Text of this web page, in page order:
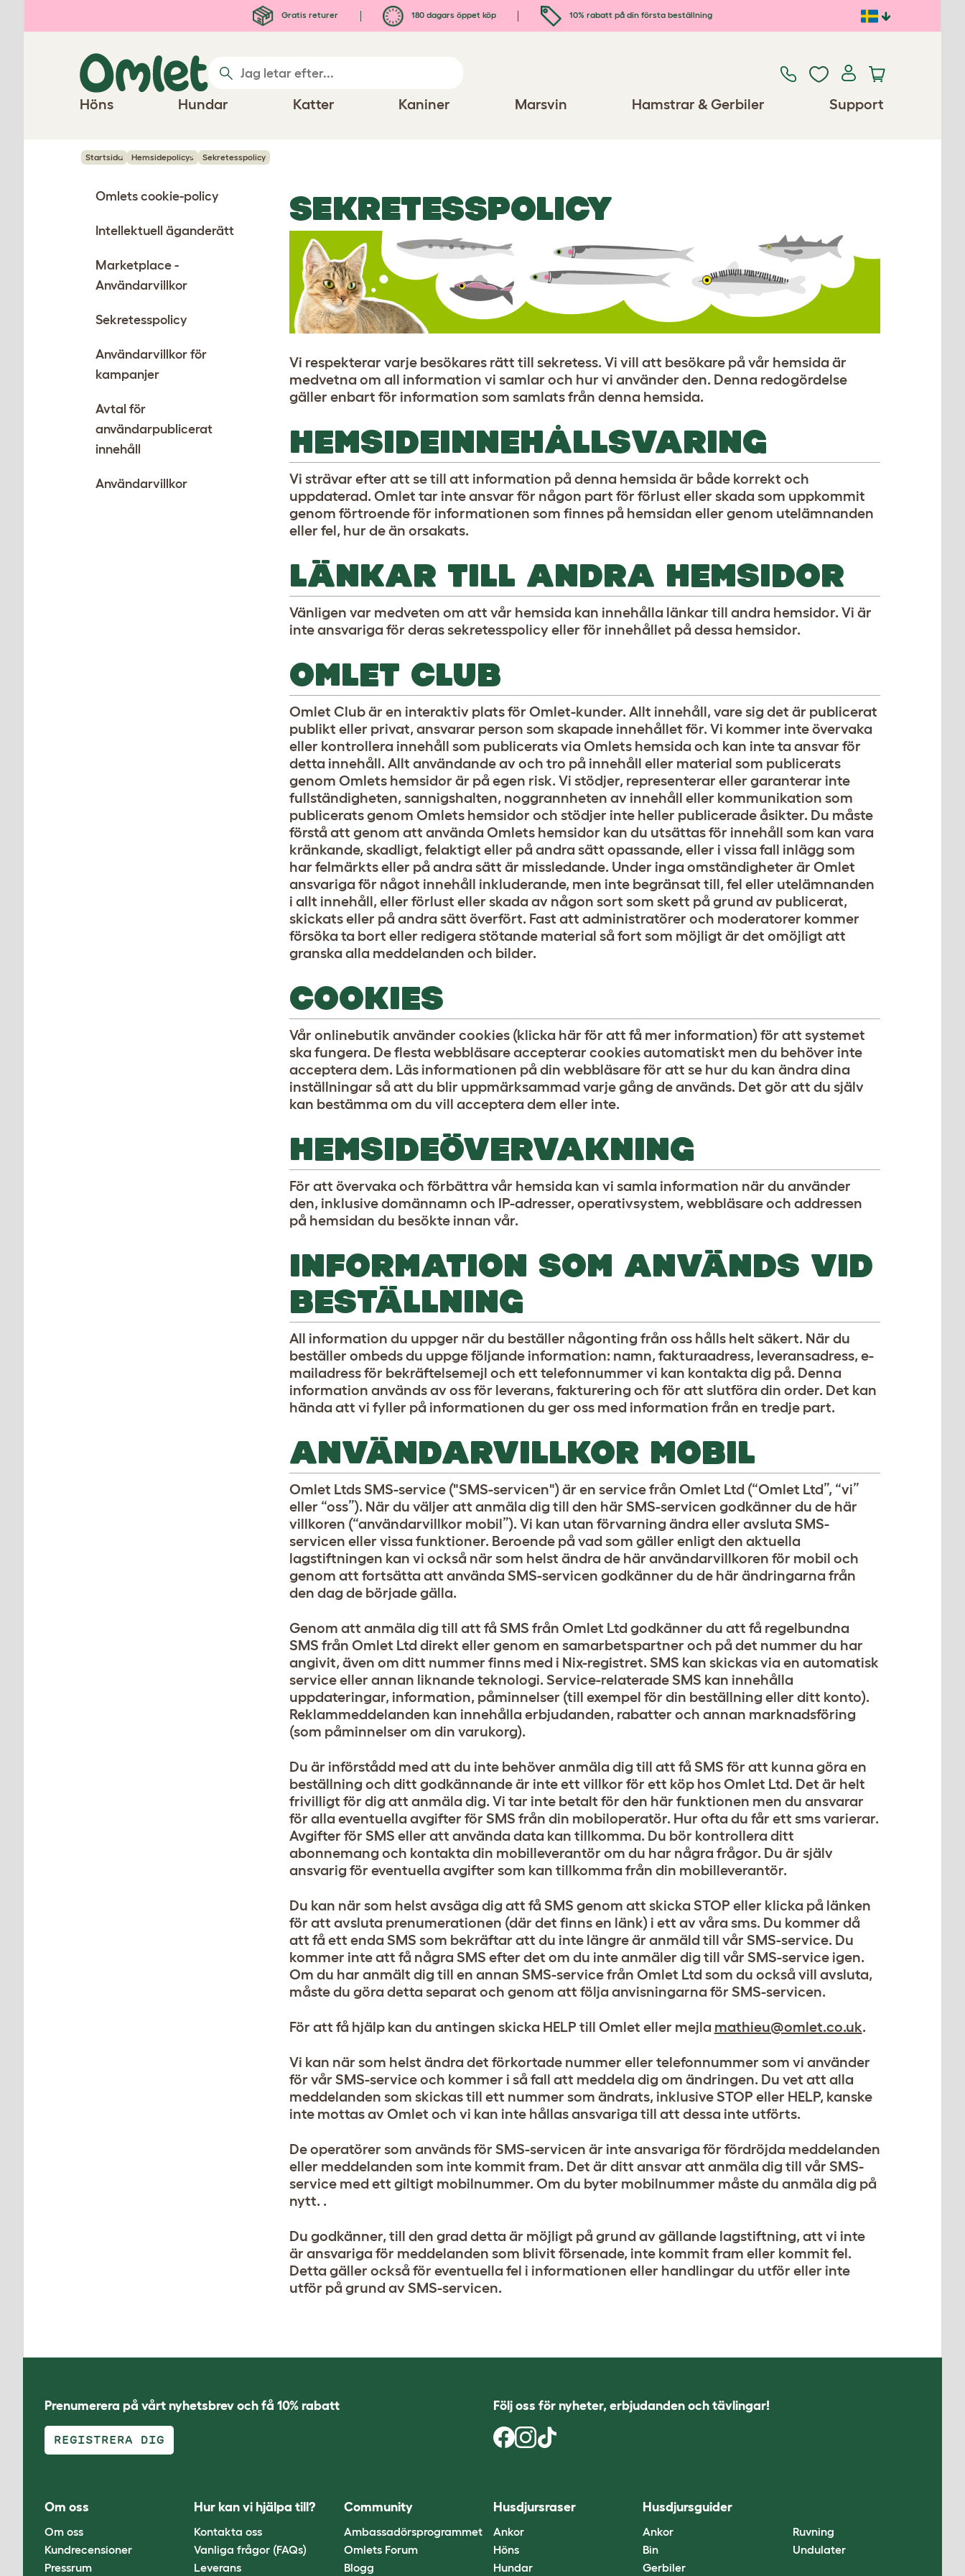
Gratis returer 180 dagars öppet köp 10% rabatt på din första beställning
Höns Hundar Katter Kaniner Marsvin Hamstrar & Gerbiler Support
Startsida Hemsidepolicys Sekretesspolicy
Omlets cookie-policy
Intellektuell äganderätt
Marketplace -
Användarvillkor
Sekretesspolicy
Användarvillkor för
kampanjer
Avtal för
användarpublicerat
innehåll
Användarvillkor
SEKRETESSPOLICY
Vi respekterar varje besökares rätt till sekretess. Vi vill att besökare på vår hemsida är
medvetna om all information vi samlar och hur vi använder den. Denna redogördelse
gäller enbart för information som samlats från denna hemsida.
HEMSIDEINNEHÅLLSVARING
Vi strävar efter att se till att information på denna hemsida är både korrekt och
uppdaterad. Omlet tar inte ansvar för någon part för förlust eller skada som uppkommit
genom förtroende för informationen som finnes på hemsidan eller genom utelämnanden
eller fel, hur de än orsakats.
LÄNKAR TILL ANDRA HEMSIDOR
Vänligen var medveten om att vår hemsida kan innehålla länkar till andra hemsidor. Vi är
inte ansvariga för deras sekretesspolicy eller för innehållet på dessa hemsidor.
OMLET CLUB
Omlet Club är en interaktiv plats för Omlet-kunder. Allt innehåll, vare sig det är publicerat
publikt eller privat, ansvarar person som skapade innehållet för. Vi kommer inte övervaka
eller kontrollera innehåll som publicerats via Omlets hemsida och kan inte ta ansvar för
detta innehåll. Allt användande av och tro på innehåll eller material som publicerats
genom Omlets hemsidor är på egen risk. Vi stödjer, representerar eller garanterar inte
fullständigheten, sannigshalten, noggrannheten av innehåll eller kommunikation som
publicerats genom Omlets hemsidor och stödjer inte heller publicerade åsikter. Du måste
förstå att genom att använda Omlets hemsidor kan du utsättas för innehåll som kan vara
kränkande, skadligt, felaktigt eller på andra sätt opassande, eller i vissa fall inlägg som
har felmärkts eller på andra sätt är missledande. Under inga omständigheter är Omlet
ansvariga för något innehåll inkluderande, men inte begränsat till, fel eller utelämnanden
i allt innehåll, eller förlust eller skada av någon sort som skett på grund av publicerat,
skickats eller på andra sätt överfört. Fast att administratörer och moderatorer kommer
försöka ta bort eller redigera stötande material så fort som möjligt är det omöjligt att
granska alla meddelanden och bilder.
COOKIES
Vår onlinebutik använder cookies (klicka här för att få mer information) för att systemet
ska fungera. De flesta webbläsare accepterar cookies automatiskt men du behöver inte
acceptera dem. Läs informationen på din webbläsare för att se hur du kan ändra dina
inställningar så att du blir uppmärksammad varje gång de används. Det gör att du själv
kan bestämma om du vill acceptera dem eller inte.
HEMSIDEÖVERVAKNING
För att övervaka och förbättra vår hemsida kan vi samla information när du använder
den, inklusive domännamn och IP-adresser, operativsystem, webbläsare och addressen
på hemsidan du besökte innan vår.
INFORMATION SOM ANVÄNDS VID
BESTÄLLNING
All information du uppger när du beställer någonting från oss hålls helt säkert. När du
beställer ombeds du uppge följande information: namn, fakturaadress, leveransadress, e-
mailadress för bekräftelsemejl och ett telefonnummer vi kan kontakta dig på. Denna
information används av oss för leverans, fakturering och för att slutföra din order. Det kan
hända att vi fyller på informationen du ger oss med information från en tredje part.
ANVÄNDARVILLKOR MOBIL
Omlet Ltds SMS-service ("SMS-servicen") är en service från Omlet Ltd (“Omlet Ltd”, “vi”
eller “oss”). När du väljer att anmäla dig till den här SMS-servicen godkänner du de här
villkoren (“användarvillkor mobil”). Vi kan utan förvarning ändra eller avsluta SMS-
servicen eller vissa funktioner. Beroende på vad som gäller enligt den aktuella
lagstiftningen kan vi också när som helst ändra de här användarvillkoren för mobil och
genom att fortsätta att använda SMS-servicen godkänner du de här ändringarna från
den dag de började gälla.
Genom att anmäla dig till att få SMS från Omlet Ltd godkänner du att få regelbundna
SMS från Omlet Ltd direkt eller genom en samarbetspartner och på det nummer du har
angivit, även om ditt nummer finns med i Nix-registret. SMS kan skickas via en automatisk
service eller annan liknande teknologi. Service-relaterade SMS kan innehålla
uppdateringar, information, påminnelser (till exempel för din beställning eller ditt konto).
Reklammeddelanden kan innehålla erbjudanden, rabatter och annan marknadsföring
(som påminnelser om din varukorg).
Du är införstådd med att du inte behöver anmäla dig till att få SMS för att kunna göra en
beställning och ditt godkännande är inte ett villkor för ett köp hos Omlet Ltd. Det är helt
frivilligt för dig att anmäla dig. Vi tar inte betalt för den här funktionen men du ansvarar
för alla eventuella avgifter för SMS från din mobiloperatör. Hur ofta du får ett sms varierar.
Avgifter för SMS eller att använda data kan tillkomma. Du bör kontrollera ditt
abonnemang och kontakta din mobilleverantör om du har några frågor. Du är själv
ansvarig för eventuella avgifter som kan tillkomma från din mobilleverantör.
Du kan när som helst avsäga dig att få SMS genom att skicka STOP eller klicka på länken
för att avsluta prenumerationen (där det finns en länk) i ett av våra sms. Du kommer då
att få ett enda SMS som bekräftar att du inte längre är anmäld till vår SMS-service. Du
kommer inte att få några SMS efter det om du inte anmäler dig till vår SMS-service igen.
Om du har anmält dig till en annan SMS-service från Omlet Ltd som du också vill avsluta,
måste du göra detta separat och genom att följa anvisningarna för SMS-servicen.
För att få hjälp kan du antingen skicka HELP till Omlet eller mejla mathieu@omlet.co.uk.
Vi kan när som helst ändra det förkortade nummer eller telefonnummer som vi använder
för vår SMS-service och kommer i så fall att meddela dig om ändringen. Du vet att alla
meddelanden som skickas till ett nummer som ändrats, inklusive STOP eller HELP, kanske
inte mottas av Omlet och vi kan inte hållas ansvariga till att dessa inte utförts.
De operatörer som används för SMS-servicen är inte ansvariga för fördröjda meddelanden
eller meddelanden som inte kommit fram. Det är ditt ansvar att anmäla dig till vår SMS-
service med ett giltigt mobilnummer. Om du byter mobilnummer måste du anmäla dig på
nytt. .
Du godkänner, till den grad detta är möjligt på grund av gällande lagstiftning, att vi inte
är ansvariga för meddelanden som blivit försenade, inte kommit fram eller kommit fel.
Detta gäller också för eventuella fel i informationen eller handlingar du utför eller inte
utför på grund av SMS-servicen.
Prenumerera på vårt nyhetsbrev och få 10% rabatt
REGISTRERA DIG
Följ oss för nyheter, erbjudanden och tävlingar!
Om oss
Om oss
Kundrecensioner
Pressrum
Hur kan vi hjälpa till?
Kontakta oss
Vanliga frågor (FAQs)
Leverans
Community
Ambassadörsprogrammet
Omlets Forum
Blogg
Husdjursraser
Ankor
Höns
Hundar
Husdjursguider
Ankor
Bin
Gerbiler
Ruvning
Undulater